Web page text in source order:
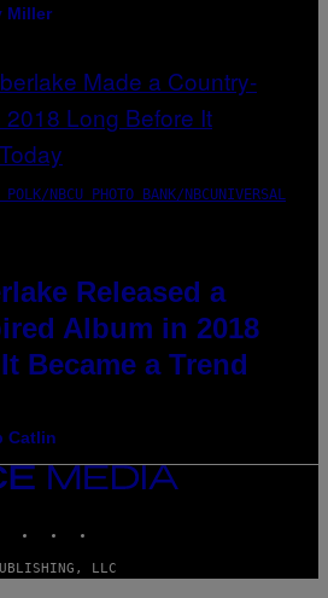
Miller
NBCU PHOTO BANK/NBCUNIVERSAL
Released a
Album in 2018
Became a Trend
Catlin
LLC